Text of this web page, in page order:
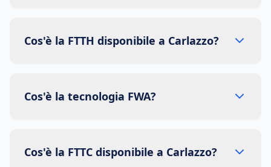
Cos'è la FTTH disponibile a Carlazzo?
Cos'è la tecnologia FWA?
Cos'è la FTTC disponibile a Carlazzo?